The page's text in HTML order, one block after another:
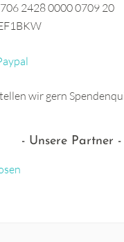
2428 0000 0709 20
wir gern
Unsere Partner